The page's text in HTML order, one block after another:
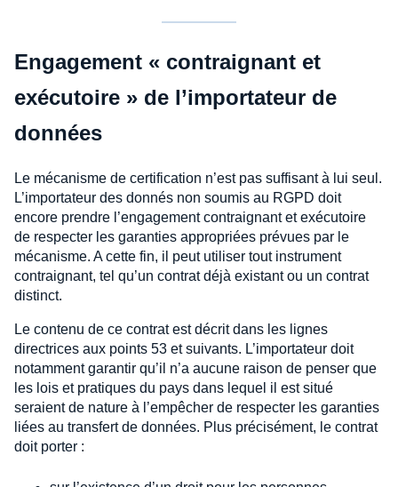
Engagement « contraignant et
exécutoire » de l’importateur de
données
Le mécanisme de certification n’est pas suffisant à lui seul.
L’importateur des donnés non soumis au RGPD doit
encore prendre l’engagement contraignant et exécutoire
de respecter les garanties appropriées prévues par le
mécanisme. A cette fin, il peut utiliser tout instrument
contraignant, tel qu’un contrat déjà existant ou un contrat
distinct.
Le contenu de ce contrat est décrit dans les lignes
directrices aux points 53 et suivants. L’importateur doit
notamment garantir qu’il n’a aucune raison de penser que
les lois et pratiques du pays dans lequel il est situé
seraient de nature à l’empêcher de respecter les garanties
liées au transfert de données. Plus précisément, le contrat
doit porter :